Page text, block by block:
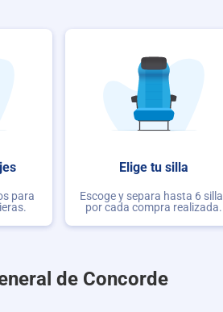
para
Elige tu silla
Escoge y separa hasta 6
por cada compra realizada.
de Concorde